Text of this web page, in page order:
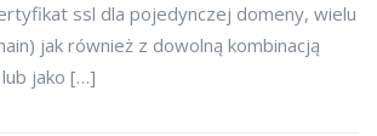
ssl dla pojedynczej domeny, wielu
jak również z dowolną kombinacją
jako […]